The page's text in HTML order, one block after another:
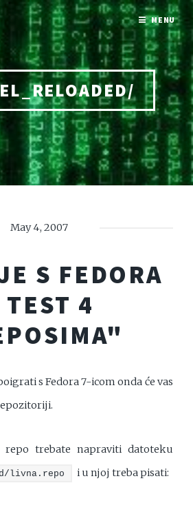
May 4, 2007
S FEDORA
TEST 4
s Fedora 7-icom onda će vas
trebate napraviti datoteku
livna.repo i u njoj treba pisati:
MENU